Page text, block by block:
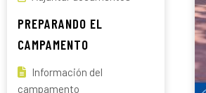
PREPARANDO EL
CAMPAMENTO
Información del
campamento